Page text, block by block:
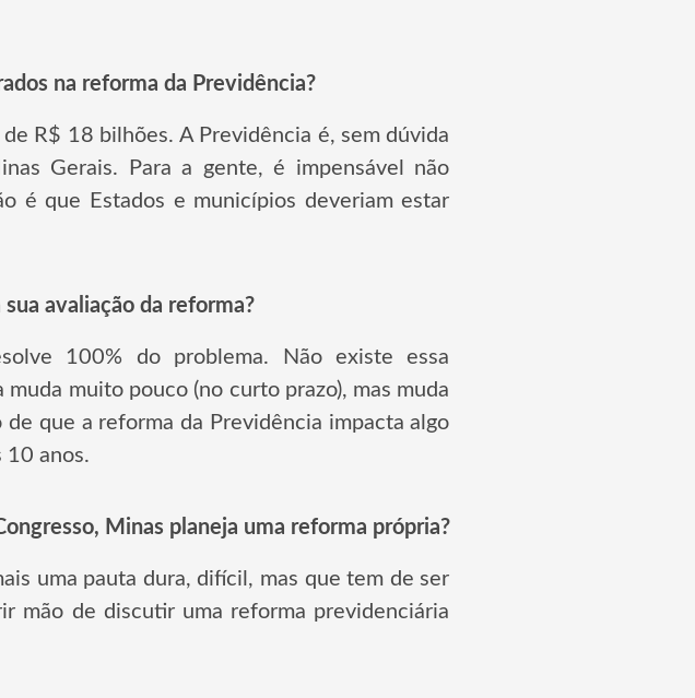
na reforma da Previdência?
R$ 18 bilhões. A Previdência é, sem dúvida
Gerais. Para a gente, é impensável não
é que Estados e municípios deveriam estar
avaliação da reforma?
100% do problema. Não existe essa
muito pouco (no curto prazo), mas muda
que a reforma da Previdência impacta algo
10 anos.
Minas planeja uma reforma própria?
uma pauta dura, difícil, mas que tem de ser
mão de discutir uma reforma previdenciária